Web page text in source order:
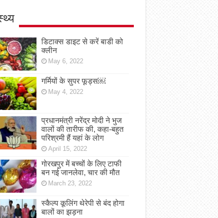
डिटाक्स डाइट से करें बाडी को
क्लीन
May 6, 2022
गर्मियों के सुपर फूड्स￼
May 4, 2022
प्रधानमंत्री नरेंद्र मोदी ने भुज
वालों की तारीफ की, कहा-बहुत
परिश्रमी हैं यहां के लोग
April 15, 2022
गोरखपुर में बच्चों के लिए टाफी
बन गई जानलेवा, चार की मौत
March 23, 2022
स्कैल्प कूलिंग थेरेपी से बंद होगा
बालों का झड़ना